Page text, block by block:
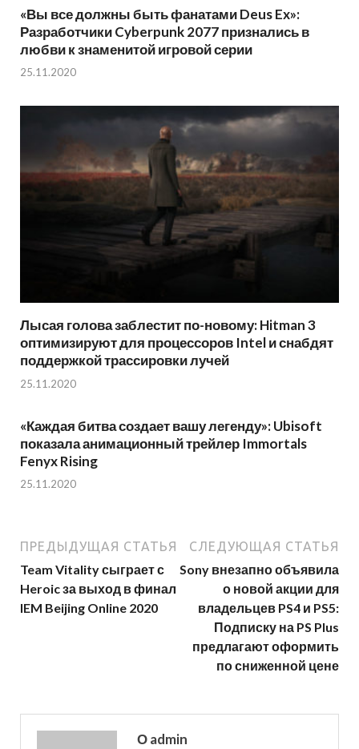
«Вы все должны быть фанатами Deus Ex»:
Разработчики Cyberpunk 2077 признались в
любви к знаменитой игровой серии
25.11.2020
Лысая голова заблестит по-новому: Hitman 3
оптимизируют для процессоров Intel и снабдят
поддержкой трассировки лучей
25.11.2020
«Каждая битва создает вашу легенду»: Ubisoft
показала анимационный трейлер Immortals
Fenyx Rising
25.11.2020
ПРЕДЫДУЩАЯ СТАТЬЯ
Team Vitality сыграет с
Heroic за выход в финал
IEM Beijing Online 2020
СЛЕДУЮЩАЯ СТАТЬЯ
Sony внезапно объявила
о новой акции для
владельцев PS4 и PS5:
Подписку на PS Plus
предлагают оформить
по сниженной цене
О admin